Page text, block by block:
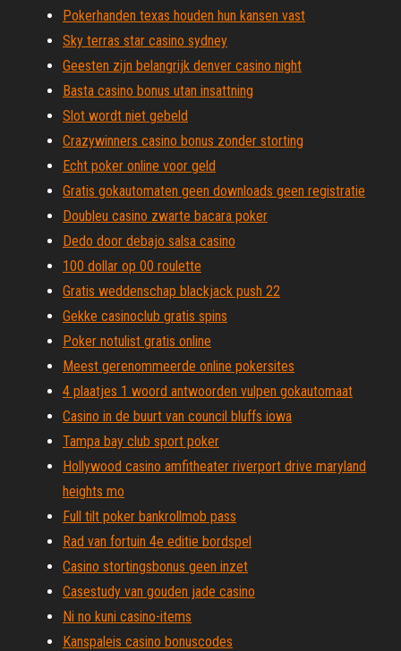
Pokerhanden texas houden hun kansen vast
Sky terras star casino sydney
Geesten zijn belangrijk denver casino night
Basta casino bonus utan insattning
Slot wordt niet gebeld
Crazywinners casino bonus zonder storting
Echt poker online voor geld
Gratis gokautomaten geen downloads geen registratie
Doubleu casino zwarte bacara poker
Dedo door debajo salsa casino
100 dollar op 00 roulette
Gratis weddenschap blackjack push 22
Gekke casinoclub gratis spins
Poker notulist gratis online
Meest gerenommeerde online pokersites
4 plaatjes 1 woord antwoorden vulpen gokautomaat
Casino in de buurt van council bluffs iowa
Tampa bay club sport poker
Hollywood casino amfitheater riverport drive maryland
heights mo
Full tilt poker bankrollmob pass
Rad van fortuin 4e editie bordspel
Casino stortingsbonus geen inzet
Casestudy van gouden jade casino
Ni no kuni casino-items
Kanspaleis casino bonuscodes